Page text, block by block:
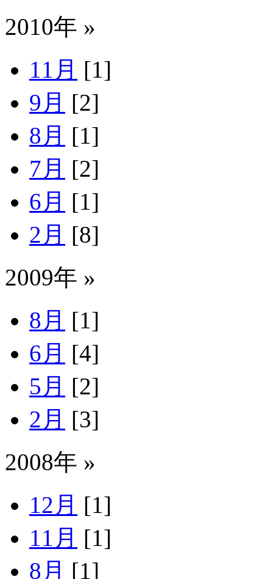
2010年 »
11月 [1]
9月 [2]
8月 [1]
7月 [2]
6月 [1]
2月 [8]
2009年 »
8月 [1]
6月 [4]
5月 [2]
2月 [3]
2008年 »
12月 [1]
11月 [1]
8月 [1]